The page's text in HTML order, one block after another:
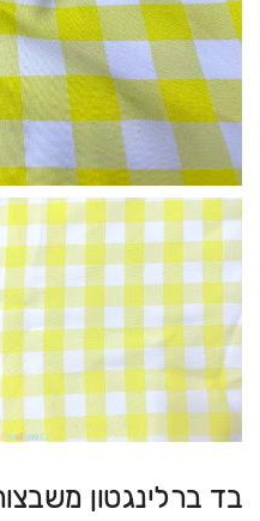
בד ברלינגטון